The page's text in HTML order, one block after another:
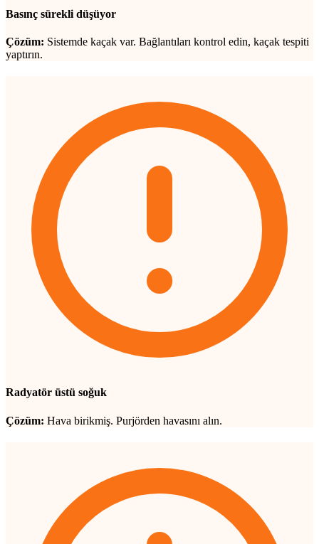
Basınç sürekli düşüyor
Çözüm: Sistemde kaçak var. Bağlantıları kontrol edin, kaçak tespiti
yaptırın.
Radyatör üstü soğuk
Çözüm: Hava birikmiş. Purjörden havasını alın.